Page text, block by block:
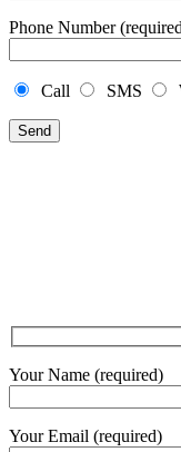
Phone Number
Call SMS
Your Name (required)
Your Email (required)